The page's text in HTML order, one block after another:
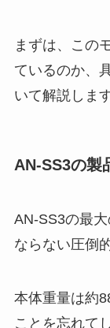
まずは、この
ているのか、
いて解説します
AN-SS3の製
AN-SS3の最
ならない圧倒
本体重量は約
ことを忘れて